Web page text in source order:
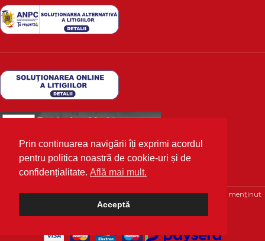
Prin continuarea navigării îți exprimi acordul
pentru politica noastră de cookie-uri și de
confidențialitate. Află mai mult.
Acceptă
Deutscher Markt2020 Toate drepturile rezervate | Optimizat și menținut
cu 💙 deWPhosting.ro